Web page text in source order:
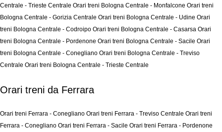
Centrale - Trieste Centrale Orari treni Bologna Centrale - Monfalcone Orari treni
Bologna Centrale - Gorizia Centrale Orari treni Bologna Centrale - Udine Orari
treni Bologna Centrale - Codroipo Orari treni Bologna Centrale - Casarsa Orari
treni Bologna Centrale - Pordenone Orari treni Bologna Centrale - Sacile Orari
treni Bologna Centrale - Conegliano Orari treni Bologna Centrale - Treviso
Centrale Orari treni Bologna Centrale - Trieste Centrale
Orari treni da Ferrara
Orari treni Ferrara - Conegliano Orari treni Ferrara - Treviso Centrale Orari treni
Ferrara - Conegliano Orari treni Ferrara - Sacile Orari treni Ferrara - Pordenone